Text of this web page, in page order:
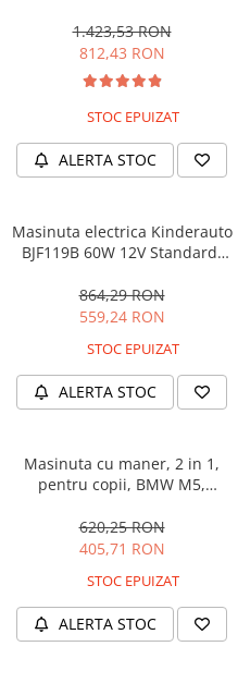
1.423,53 RON
812,43 RON
STOC EPUIZAT
ALERTA STOC
Masinuta electrica Kinderauto
BJF119B 60W 12V Standard,
864,29 RON
559,24 RON
STOC EPUIZAT
ALERTA STOC
Masinuta cu maner, 2 in 1,
pentru copii, BMW M5,
620,25 RON
405,71 RON
STOC EPUIZAT
ALERTA STOC